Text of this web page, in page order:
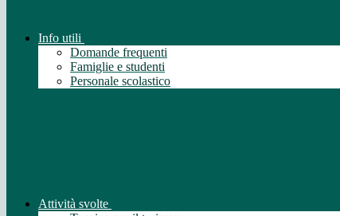
Info utili
Domande frequenti
Famiglie e studenti
Personale scolastico
Attività svolte